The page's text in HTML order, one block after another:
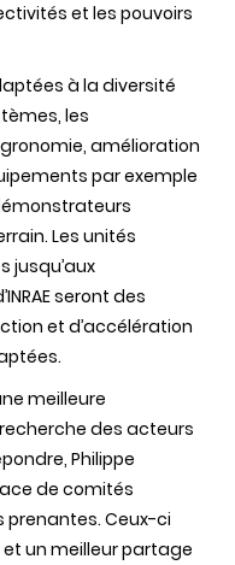
et les pouvoirs
à la diversité
les
amélioration
par exemple
Les unités
jusqu’aux
seront des
et d’accélération
meilleure
des acteurs
Philippe
de comités
Ceux-ci
un meilleur partage